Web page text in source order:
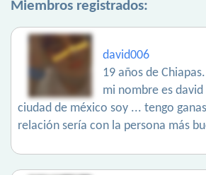
Miembros registrados:
david006
19 años de Chiapas.
mi nombre es
ciudad de méxico soy ... tengo
relación sería con la persona más